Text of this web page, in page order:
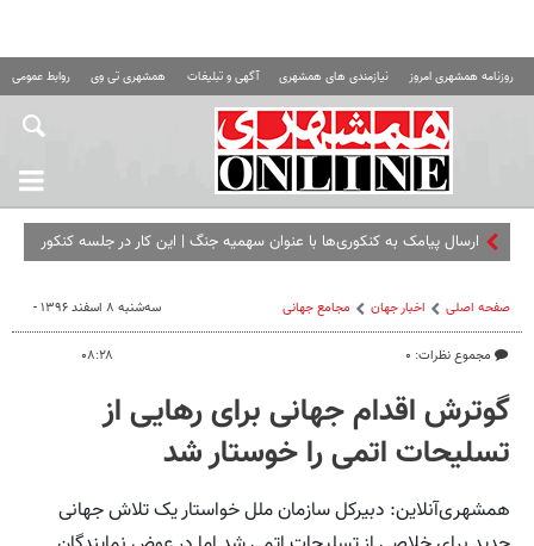
روزنامه همشهری امروز نیازمندی های همشهری آگهی و تبلیغات همشهری تی وی روابط عمومی
ارسال پیامک به کنکوری‌ها با عنوان سهمیه جنگ | این کار در جلسه کنکور
صفحه اصلی اخبار جهان مجامع‌ جهانی
مجموع نظرات: ۰
سه‌شنبه ۸ اسفند ۱۳۹۶ -
۰۸:۲۸
گوترش اقدام جهانی برای رهایی از
تسلیحات اتمی را خوستار شد
همشهری‌آنلاین: دبیرکل سازمان ملل خواستار یک تلاش جهانی